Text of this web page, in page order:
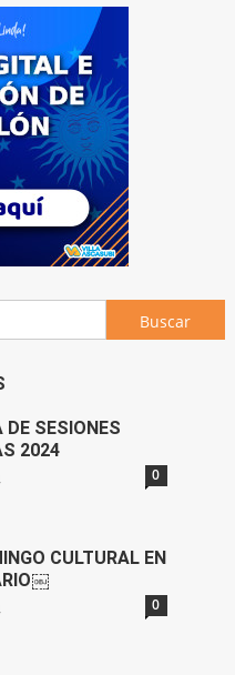
Buscar:
DE SESIONES
2024
0
CULTURAL EN
0